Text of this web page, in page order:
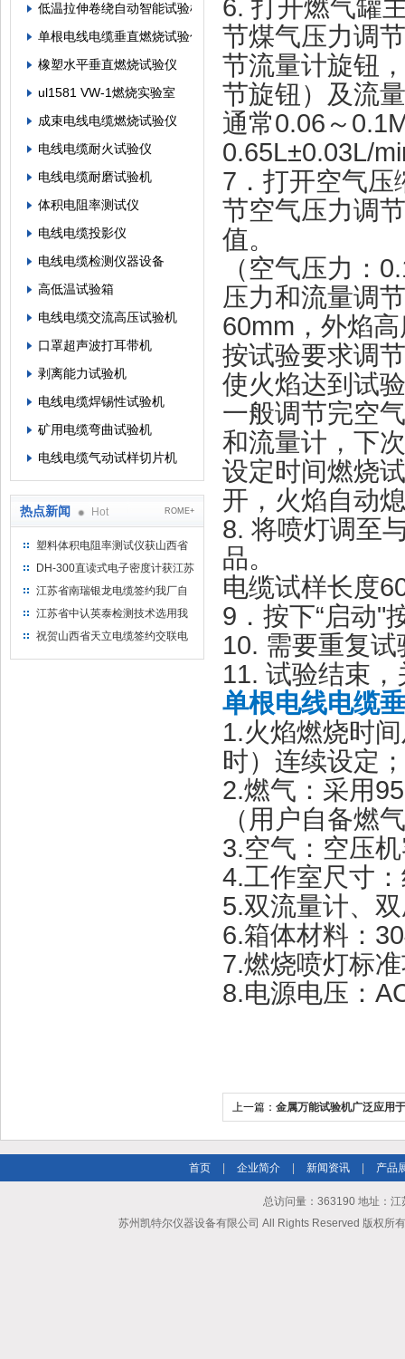
低温拉伸卷绕自动智能试验机
单根电线电缆垂直燃烧试验仪
橡塑水平垂直燃烧试验仪
ul1581 VW-1燃烧实验室
成束电线电缆燃烧试验仪
电线电缆耐火试验仪
电线电缆耐磨试验机
体积电阻率测试仪
电线电缆投影仪
电线电缆检测仪器设备
高低温试验箱
电线电缆交流高压试验机
口罩超声波打耳带机
剥离能力试验机
电线电缆焊锡性试验机
矿用电缆弯曲试验机
电线电缆气动试样切片机
热点新闻 Hot ROME+
塑料体积电阻率测试仪获山西省
水利机械厂选用
DH-300直读式电子密度计获江苏
省苏州市安信塑业选用
江苏省南瑞银龙电缆签约我厂自
然换气老化箱等电缆检测设备
江苏省中认英泰检测技术选用我
厂自然换气老化试验箱
祝贺山西省天立电缆签约交联电
6. 打开燃气罐
节煤气压力调
节流量计旋钮
节旋钮）及流
通常0.06～
0.65L±0.03L/
7．打开空气压
节空气压力调
值。
（空气压力：
压力和流量调
60mm，外焰
按试验要求调
使火焰达到试
一般调节完空
和流量计，下
设定时间燃烧
开，火焰自动
8. 将喷灯调至
品。
电缆试样长度
9．按下“启动"
10. 需要重复
11. 试验结束
单根电线电缆
1.火焰燃烧时
时）连续设定；
2.燃气：采用
（用户自备燃
3.空气：空压
4.工作室尺寸
5.双流量计、
6.箱体材料：
7.燃烧喷灯标
8.电源电压：
上一篇： 金属万能试验机广泛应用
首页 企业简介 新闻资讯 产品
总访问量：363190 地址：
苏州凯特尔仪器设备有限公司 All Rights Reserved 版权所